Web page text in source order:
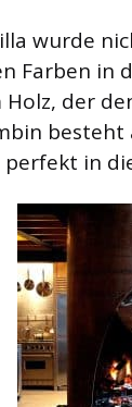
wurde
Farben in
Holz, der
in